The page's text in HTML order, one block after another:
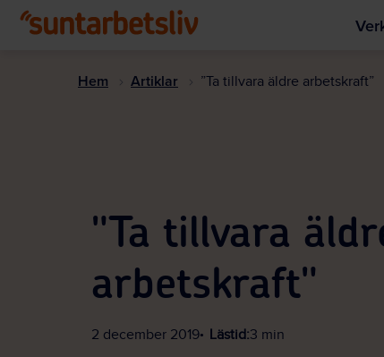
Hem Artiklar ”Ta tillvara äldre arbetskraft”
"Ta tillvara
arbetskraft"
2 december 2019 Lästid:3 min